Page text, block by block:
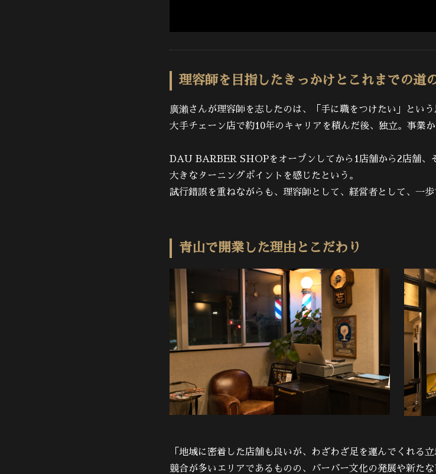
理容師を目指したきっかけとこれまでの道
廣瀨さんが理容師を志したのは、「手に職をつけたい」という
大手チェーン店で約10年のキャリアを積んだ後、独立。事業
DAU BARBER SHOPをオープンしてから1店舗から2店舗、
大きなターニングポイントを感じたという。
試行錯誤を重ねながらも、理容師として、経営者として、一歩
青山で開業した理由とこだわり
「地域に密着した店舗も良いが、わざわざ足を運んでくれる
競合が多いエリアであるものの、バーバー文化の発展や新た